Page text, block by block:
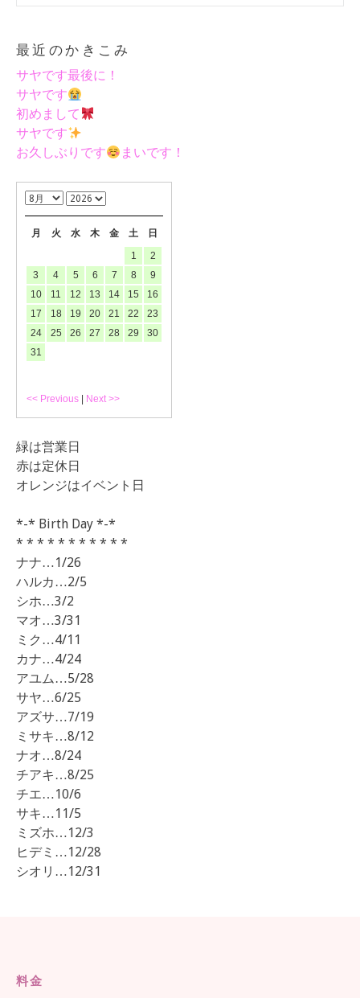
最近のかきこみ
サヤです最後に！
サヤです
初めまして
サヤです
お久しぶりです
まいです！
月 火 水 木 金 土 日
<< Previous Next >>
1
2
3
4 5 6 7 8
9
10
11 12 13 14 15
16
17
18 19 20 21 22
23
24
25 26 27 28 29
30
31
緑は営業日
赤は定休日
オレンジはイベント日
*-* Birth Day *-*
* * * * * * * * * * *
ナナ…1/26
ハルカ…2/5
シホ…3/2
マオ…3/31
ミク…4/11
カナ…4/24
アユム…5/28
サヤ…6/25
アズサ…7/19
ミサキ…8/12
ナオ…8/24
チアキ…8/25
チエ…10/6
サキ…11/5
ミズホ…12/3
ヒデミ…12/28
シオリ…12/31
料金